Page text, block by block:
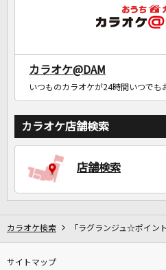
カラオケ@DAM
いつものカラオケが24時間いつでも
カラオケ店舗検索
店舗検索
カラオケ検索 「ラグランジュ☆ポイン
サイトマップ